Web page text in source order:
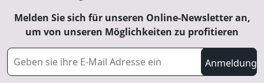
Melden Sie sich für unseren Online-Newsletter an,
um von unseren Möglichkeiten zu profitieren